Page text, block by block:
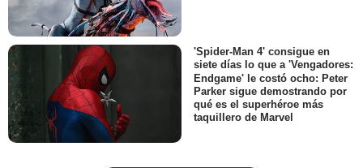
'Spider-Man 4' consigue en
siete días lo que a 'Vengadores:
Endgame' le costó ocho: Peter
Parker sigue demostrando por
qué es el superhéroe más
taquillero de Marvel